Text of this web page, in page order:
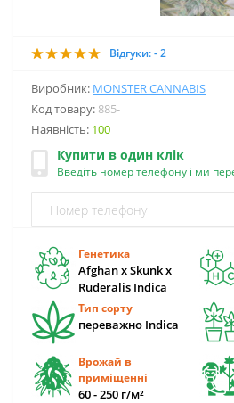
Відгуки: - 2
Виробник: MONSTER CANNABIS
Код товару: 885-
Наявність: 100
Купити в один клік
Введіть номер телефону і ми
Генетика
Afghan x Skunk x
Ruderalis Indica
Тип сорту
переважно Indica
Врожай в
приміщенні
60 - 250 г/м²